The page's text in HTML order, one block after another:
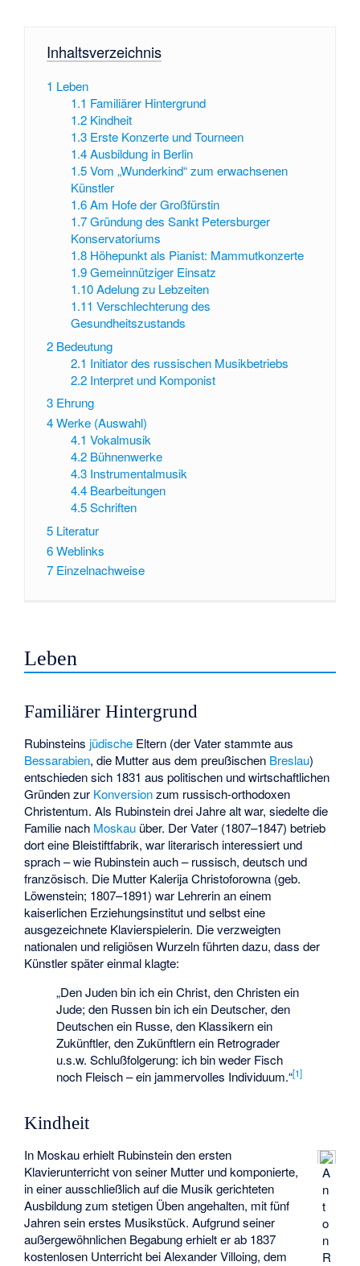
Inhaltsverzeichnis
1 Leben
1.1 Familiärer Hintergrund
1.2 Kindheit
1.3 Erste Konzerte und Tourneen
1.4 Ausbildung in Berlin
1.5 Vom „Wunderkind“ zum erwachsenen
Künstler
1.6 Am Hofe der Großfürstin
1.7 Gründung des Sankt Petersburger
Konservatoriums
1.8 Höhepunkt als Pianist: Mammutkonzerte
1.9 Gemeinnütziger Einsatz
1.10 Adelung zu Lebzeiten
1.11 Verschlechterung des
Gesundheitszustands
2 Bedeutung
2.1 Initiator des russischen Musikbetriebs
2.2 Interpret und Komponist
3 Ehrung
4Werke (Auswahl)
4.1 Vokalmusik
4.2 Bühnenwerke
4.3 Instrumentalmusik
4.4 Bearbeitungen
4.5 Schriften
5 Literatur
6Weblinks
7 Einzelnachweise
Leben
Familiärer Hintergrund
Rubinsteins jüdische Eltern (der Vater stammte aus
Bessarabien, die Mutter aus dem preußischen Breslau)
entschieden sich 1831 aus politischen und wirtschaftlichen
Gründen zur Konversionzum russisch-orthodoxen
Christentum. Als Rubinstein drei Jahre alt war, siedelte die
Familie nach Moskau über. Der Vater (1807–1847) betrieb
dort eine Bleistiftfabrik, war literarisch interessiert und
sprach – wie Rubinstein auch – russisch, deutsch und
französisch. Die Mutter Kalerija Christoforowna (geb.
Löwenstein; 1807–1891) war Lehrerin an einem
kaiserlichen Erziehungsinstitut und selbst eine
ausgezeichnete Klavierspielerin. Die verzweigten
nationalen und religiösen Wurzeln führten dazu, dass der
Künstler später einmal klagte:
„Den Juden bin ich ein Christ, den Christen ein
Jude; den Russen bin ich ein Deutscher, den
Deutschen ein Russe, den Klassikern ein
Zukünftler, den Zukünftlern ein Retrograder
u.s.w. Schlußfolgerung: ich bin weder Fisch
noch Fleisch – ein jammervolles Individuum.“[1]
Kindheit
A
n
t
o
n
R
In Moskau erhielt Rubinstein den ersten
Klavierunterricht von seiner Mutter und komponierte,
in einer ausschließlich auf die Musik gerichteten
Ausbildung zum stetigen Üben angehalten, mit fünf
Jahren sein erstes Musikstück. Aufgrund seiner
außergewöhnlichen Begabung erhielt er ab 1837
kostenlosen Unterricht beiAlexander Villoing, dem